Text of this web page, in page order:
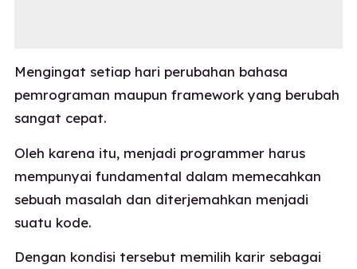
Mengingat setiap hari perubahan bahasa
pemrograman maupun framework yang berubah
sangat cepat.
Oleh karena itu, menjadi programmer harus
mempunyai fundamental dalam memecahkan
sebuah masalah dan diterjemahkan menjadi
suatu kode.
Dengan kondisi tersebut memilih karir sebagai